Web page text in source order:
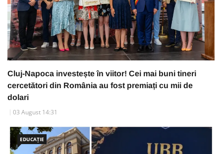
Cluj-Napoca investește în viitor! Cei mai buni tineri
cercetători din România au fost premiați cu mii de
dolari
03 August 14:31
EDUCAȚIE